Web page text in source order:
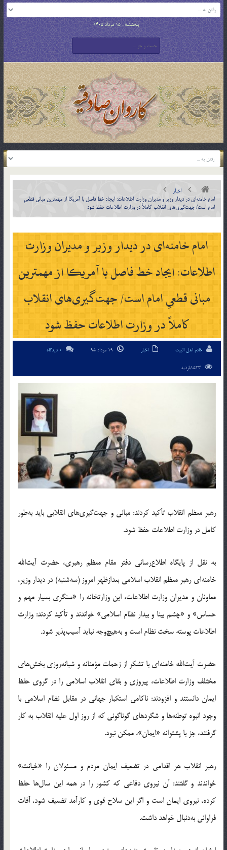
پنجشنبه , 15 مرداد 1405
اخبار
امام خامنه‌ای در دیدار وزیر و مدیران وزارت اطلاعات: ایجاد خط فاصل با آمریکا از مهمترین مبانی قطعیِ
امام است/ جهت‌گیری‌های انقلاب کاملاً در وزارت اطلاعات حفظ شود
امام خامنه‌ای در دیدار وزیر و مدیران وزارت
اطلاعات: ایجاد خط فاصل با آمریکا از مهمترین
مبانی قطعیِ امام است/ جهت‌گیری‌های انقلاب
کاملاً در وزارت اطلاعات حفظ شود
خادم اهل البیت اخبار 0 دیدگاه
رهبر معظم انقلاب تأکید کردند: مبانی و جهت‌گیری‌های انقلابی باید به‌طور
کامل در وزارت اطلاعات حفظ شود.
به نقل از پایگاه اطلاع‌رسانی دفتر مقام معظم رهبری، حضرت آیت‌الله
خامنه‌ای رهبر معظم انقلاب اسلامی بعدازظهر امروز (سه‌شنبه) در دیدار وزیر،
معاونان و مدیران وزارت اطلاعات، این وزارتخانه را «سنگری بسیار مهم و
حساس» و «چشم بینا و بیدار نظام اسلامی» خواندند و تأکید کردند: وزارت
اطلاعات پوسته‌ سخت نظام است و به‌هیچ‌وجه نباید آسیب‌پذیر شود.
حضرت آیت‌الله خامنه‌ای با تشکر از زحمات مؤمنانه و شبانه‌روزی بخش‌های
مختلف وزارت اطلاعات، پیروزی و بقای انقلاب اسلامی را در گروی حفظ
ایمان دانستند و افزودند: ناکامی استکبار جهانی در مقابل نظام اسلامی با
وجود انبوه توطئه‌ها و شگردهای گوناگونی که از روز اول علیه انقلاب به کار
گرفتند، جز با پشتوانه «ایمان»، ممکن نبود.
رهبر انقلاب هر اقدامی در تضعیف ایمان مردم و مسئولان را «خیانت»
خواندند و گفتند: آن نیروی دفاعی که کشور را در همه این سال‌ها حفظ
کرده، نیروی ایمان است و اگر این سلاح قوی و کارآمد تضعیف شود، آفات
فراوانی به‌دنبال خواهد داشت.